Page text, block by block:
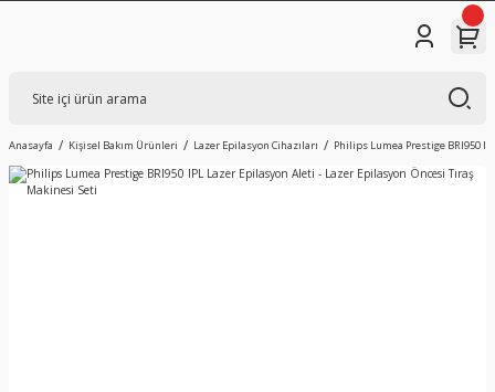
Anasayfa Kişisel Bakım Ürünleri Lazer Epilasyon Cihazıları Philips Lumea Prestige BRI950